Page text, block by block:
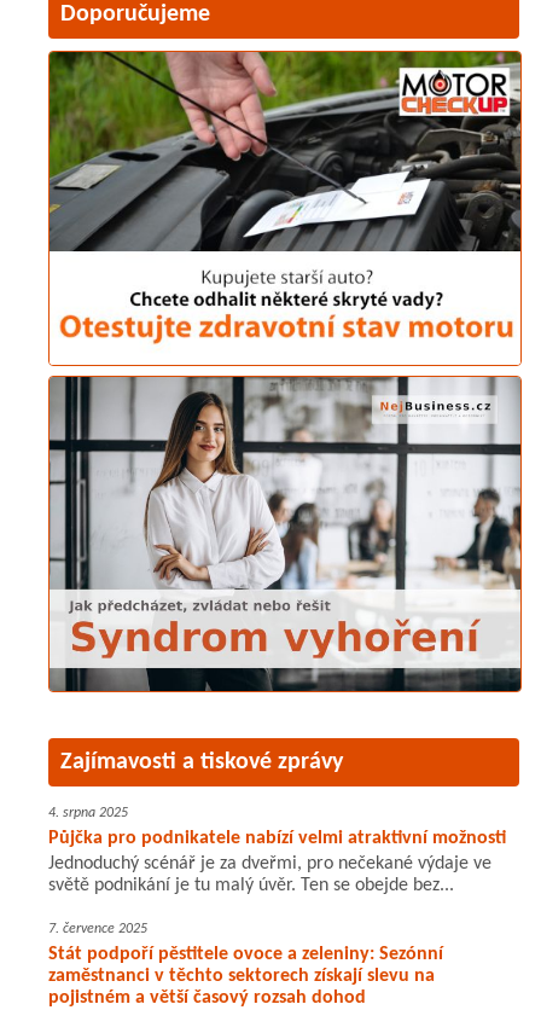
Doporučujeme
Zajímavosti a tiskové zprávy
4. srpna 2025
Půjčka pro podnikatele nabízí velmi atraktivní možnosti
Jednoduchý scénář je za dveřmi, pro nečekané výdaje ve
světě podnikání je tu malý úvěr. Ten se obejde bez...
7. července 2025
Stát podpoří pěstitele ovoce a zeleniny: Sezónní
zaměstnanci v těchto sektorech získají slevu na
pojistném a větší časový rozsah dohod